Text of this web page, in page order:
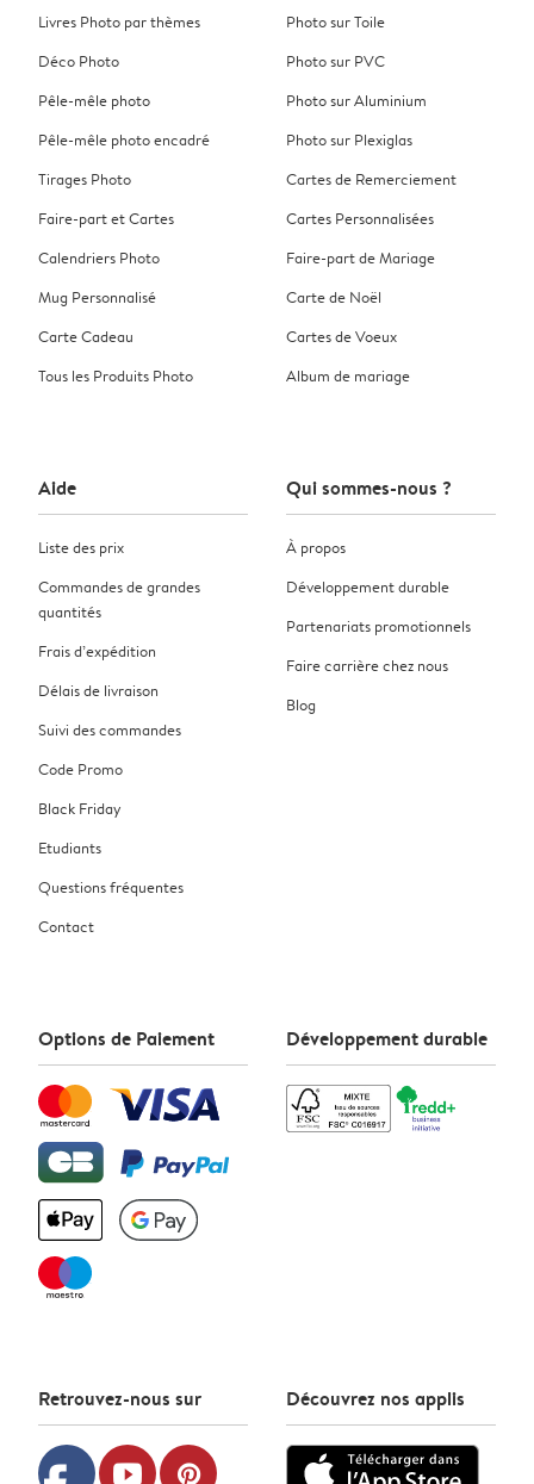
Livres Photo par thèmes
Déco Photo
Pêle-mêle photo
Pêle-mêle photo encadré
Tirages Photo
Faire-part et Cartes
Calendriers Photo
Mug Personnalisé
Carte Cadeau
Tous les Produits Photo
Photo sur Toile
Photo sur PVC
Photo sur Aluminium
Photo sur Plexiglas
Cartes de Remerciement
Cartes Personnalisées
Faire-part de Mariage
Carte de Noël
Cartes de Voeux
Album de mariage
Aide
Liste des prix
Commandes de grandes
quantités
Frais d’expédition
Délais de livraison
Suivi des commandes
Code Promo
Black Friday
Etudiants
Questions fréquentes
Contact
Qui sommes-nous ?
À propos
Développement durable
Partenariats promotionnels
Faire carrière chez nous
Blog
Options de Paiement Développement durable
Retrouvez-nous sur
youtube pinterest
Découvrez nos applis